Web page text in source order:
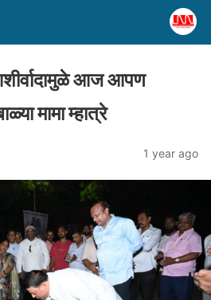
आज आपण
मामा म्हात्रे
1 year ago